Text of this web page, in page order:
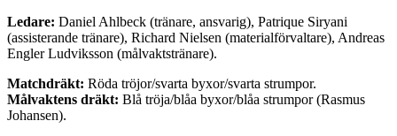
Ledare: Daniel Ahlbeck (tränare, ansvarig), Patrique Siryani
(assisterande tränare), Richard Nielsen (materialförvaltare), Andreas
Engler Ludviksson (målvaktstränare).
Matchdräkt: Röda tröjor/svarta byxor/svarta strumpor.
Målvaktens dräkt: Blå tröja/blåa byxor/blåa strumpor (Rasmus
Johansen).